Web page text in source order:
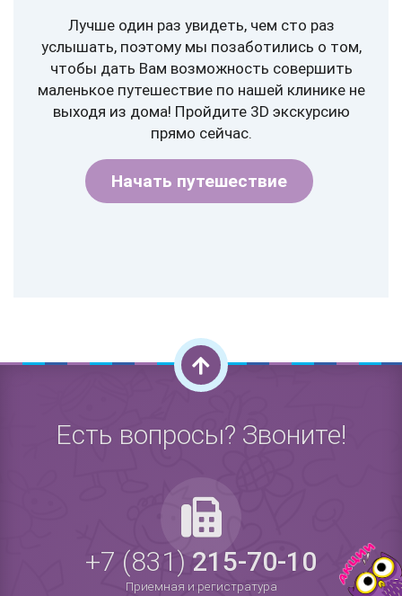
Лучше один раз увидеть, чем сто раз
услышать, поэтому мы позаботились о том,
чтобы дать Вам возможность совершить
маленькое путешествие по нашей клинике не
выходя из дома! Пройдите 3D экскурсию
прямо сейчас.
Начать путешествие
Есть вопросы? Звоните!
+7 (831)215-70-10
Приемная и регистратура